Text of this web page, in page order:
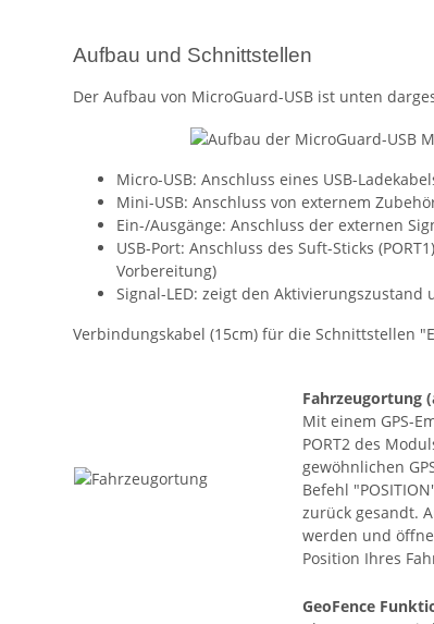
Aufbau und Schnittstellen
Der Aufbau von MicroGuard-USB ist unten
Micro-USB: Anschluss eines USB-
Mini-USB: Anschluss von externem
Ein-/Ausgänge: Anschluss der externen
USB-Port: Anschluss des Suft-Sticks
Vorbereitung)
Signal-LED: zeigt den
Verbindungskabel (15cm) für die Schnittstellen
Fahrzeugortung
Mit einem GPS-
PORT2 des
gewöhnlichen
Befehl
zurück gesandt.
werden und
Position Ihres
GeoFence